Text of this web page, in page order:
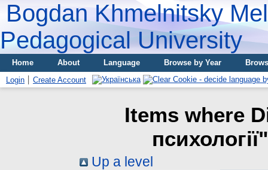
Bogdan Khmelnitsky
Pedagogical University
Home About Language Browse by Year
Login
Create Account
Items where
Up a level